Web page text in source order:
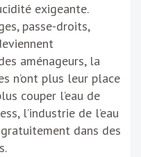
exigeante.
passe-droits,
aménageurs, la
n’ont plus leur place
couper l’eau de
l’industrie de l’eau
dans des